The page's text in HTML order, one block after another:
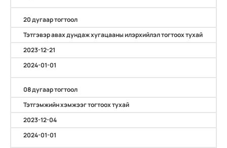
20 дугаар тогтоол
Тэтгэвэр авах дундаж хугацааны илэрхийлэл тогтоох тухай
2023-12-21
2024-01-01
08 дугаар тогтоол
Тэтгэмжийн хэмжээг тогтоох тухай
2023-12-04
2024-01-01